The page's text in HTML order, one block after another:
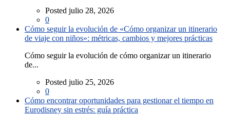
Posted julio 28, 2026
0
Cómo seguir la evolución de «Cómo organizar un itinerario
de viaje con niños»: métricas, cambios y mejores prácticas
Cómo seguir la evolución de cómo organizar un itinerario
de...
Posted julio 25, 2026
0
Cómo encontrar oportunidades para gestionar el tiempo en
Eurodisney sin estrés: guía práctica